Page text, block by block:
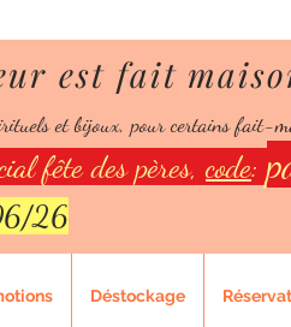
et bijoux, pour certains fait-
est fait
fête des pères, code:
26
Déstockage
bonheur
fidélité:150 points =